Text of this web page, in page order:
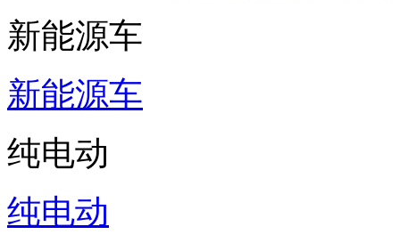
新能源车
新能源车
纯电动
纯电动